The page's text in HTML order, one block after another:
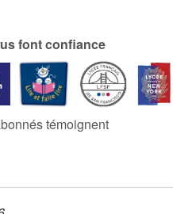
font confiance
témoignent